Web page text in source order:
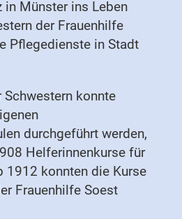
in Münster ins Leben
der Frauenhilfe
Pflegedienste in Stadt
konnte
durchgeführt werden,
Helferinnenkurse für
1912 konnten die Kurse
Frauenhilfe Soest